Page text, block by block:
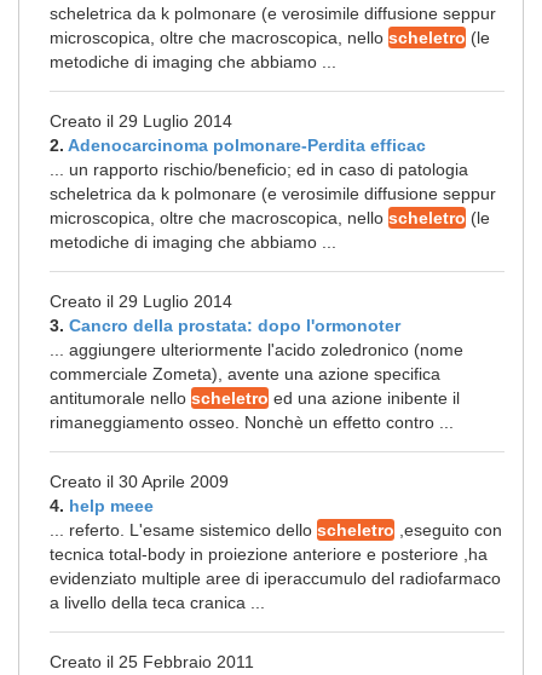
scheletrica da k polmonare (e verosimile diffusione seppur
microscopica, oltre che macroscopica, nello scheletro (le
metodiche di imaging che abbiamo ...
Creato il 29 Luglio 2014
2. Adenocarcinoma polmonare-Perdita efficac
... un rapporto rischio/beneficio; ed in caso di patologia
scheletrica da k polmonare (e verosimile diffusione seppur
microscopica, oltre che macroscopica, nello scheletro (le
metodiche di imaging che abbiamo ...
Creato il 29 Luglio 2014
3. Cancro della prostata: dopo l'ormonoter
... aggiungere ulteriormente l'acido zoledronico (nome
commerciale Zometa), avente una azione specifica
antitumorale nello scheletro ed una azione inibente il
rimaneggiamento osseo. Nonchè un effetto contro ...
Creato il 30 Aprile 2009
4. help meee
... referto. L'esame sistemico dello scheletro ,eseguito con
tecnica total-body in proiezione anteriore e posteriore ,ha
evidenziato multiple aree di iperaccumulo del radiofarmaco
a livello della teca cranica ...
Creato il 25 Febbraio 2011